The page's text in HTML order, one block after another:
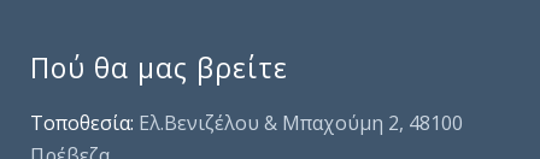
Πού θα μας βρείτε
Τοποθεσία: Ελ.Βενιζέλου & Μπαχούμη 2, 48100